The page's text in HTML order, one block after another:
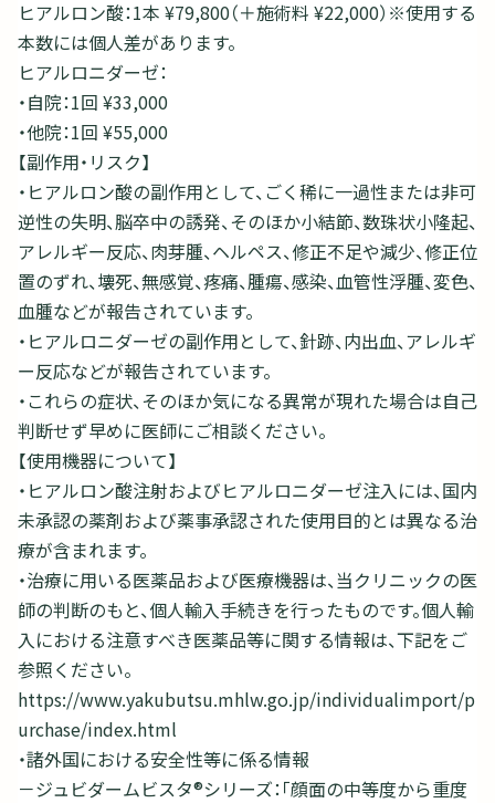
ヒアルロン酸：1本 ¥79,800（＋施術料 ¥22,000）※使用する
本数には個人差があります。
ヒアルロニダーゼ：
・自院：1回 ¥33,000
・他院：1回 ¥55,000
【副作用・リスク】
・ヒアルロン酸の副作用として、ごく稀に一過性または非可
逆性の失明、脳卒中の誘発、そのほか小結節、数珠状小隆起、
アレルギー反応、肉芽腫、ヘルペス、修正不足や減少、修正位
置のずれ、壊死、無感覚、疼痛、腫瘍、感染、血管性浮腫、変色、
血腫などが報告されています。
・ヒアルロニダーゼの副作用として、針跡、内出血、アレルギ
ー反応などが報告されています。
・これらの症状、そのほか気になる異常が現れた場合は自己
判断せず早めに医師にご相談ください。
【使用機器について】
・ヒアルロン酸注射およびヒアルロニダーゼ注入には、国内
未承認の薬剤および薬事承認された使用目的とは異なる治
療が含まれます。
・治療に用いる医薬品および医療機器は、当クリニックの医
師の判断のもと、個人輸入手続きを行ったものです。個人輸
入における注意すべき医薬品等に関する情報は、下記をご
参照ください。
https://www.yakubutsu.mhlw.go.jp/individualimport/p
urchase/index.html
・諸外国における安全性等に係る情報
－ジュビダームビスタ®シリーズ：「顔面の中等度から重度